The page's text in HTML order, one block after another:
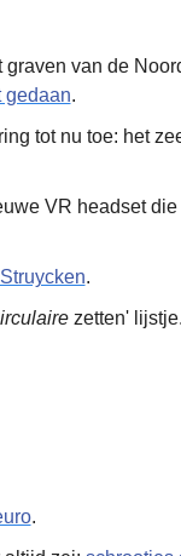
van de
gedaan.
tot nu toe: het
VR headset
.
zetten'
.